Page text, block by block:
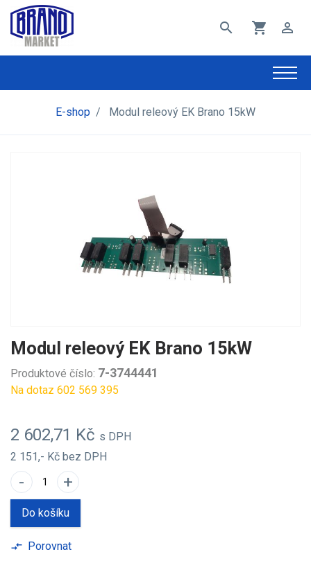
search shopping_cart perm_identity
E-shop / Modul releový EK Brano 15kW
Modul releový EK Brano 15kW
Produktové číslo: 7-3744441
Na dotaz 602 569 395
2 602,71 Kč s DPH
2 151,- Kč bez DPH
- +
Do košíku
compare_arrows Porovnat